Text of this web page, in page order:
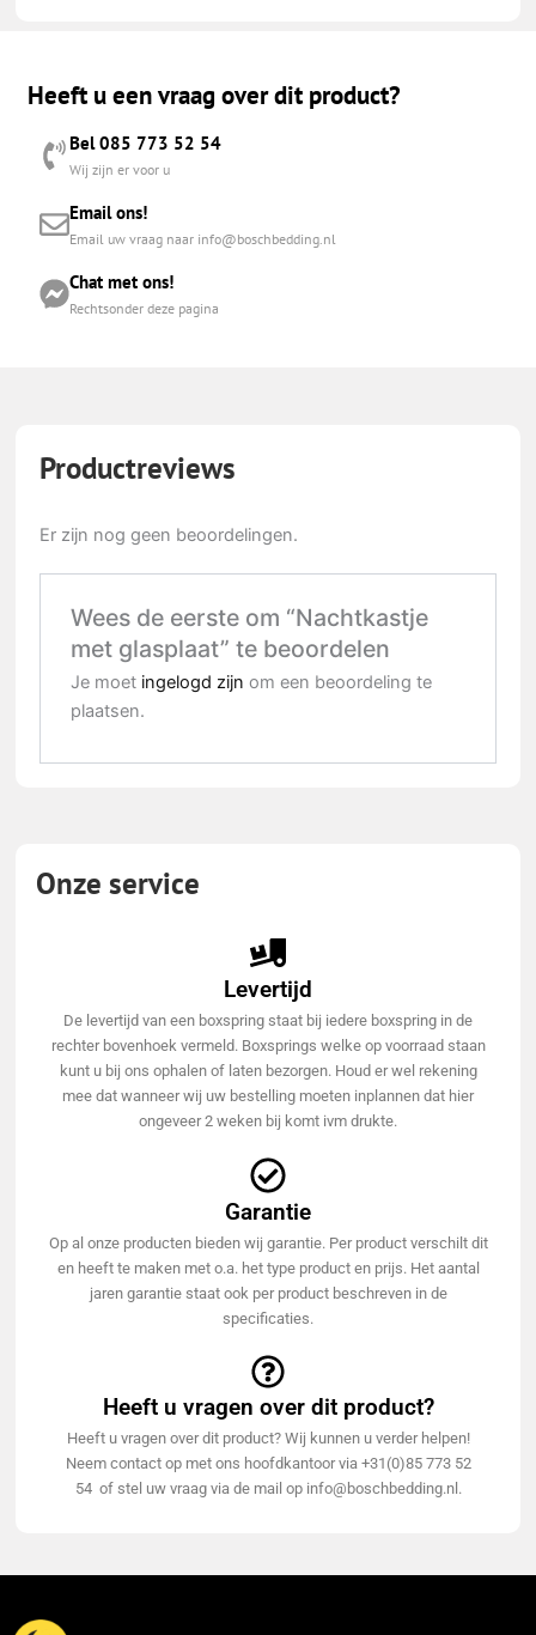
Heeft u een vraag over dit product?
Bel 085 773 52 54
Wij zijn er voor u
Email ons!
Email uw vraag naar info@boschbedding.nl
Chat met ons!
Rechtsonder deze pagina
Productreviews
Er zijn nog geen beoordelingen.
Wees de eerste om “Nachtkastje
met glasplaat” te beoordelen
Je moet ingelogd zijn om een beoordeling te
plaatsen.
Onze service
Levertijd
De levertijd van een boxspring staat bij iedere boxspring in de
rechter bovenhoek vermeld. Boxsprings welke op voorraad staan
kunt u bij ons ophalen of laten bezorgen. Houd er wel rekening
mee dat wanneer wij uw bestelling moeten inplannen dat hier
ongeveer 2 weken bij komt ivm drukte.
Garantie
Op al onze producten bieden wij garantie. Per product verschilt dit
en heeft te maken met o.a. het type product en prijs. Het aantal
jaren garantie staat ook per product beschreven in de
specificaties.
Heeft u vragen over dit product?
Heeft u vragen over dit product? Wij kunnen u verder helpen!
Neem contact op met ons hoofdkantoor via +31(0)85 773 52
54 of stel uw vraag via de mail op info@boschbedding.nl.